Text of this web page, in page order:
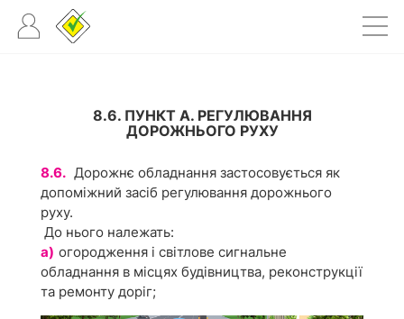
8.6. ПУНКТ А. РЕГУЛЮВАННЯ
ДОРОЖНЬОГО РУХУ
8.6. Дорожнє обладнання застосовується як
допоміжний засіб регулювання дорожнього
руху.
До нього належать:
а) огородження і світлове сигнальне
обладнання в місцях будівництва, реконструкції
та ремонту доріг;